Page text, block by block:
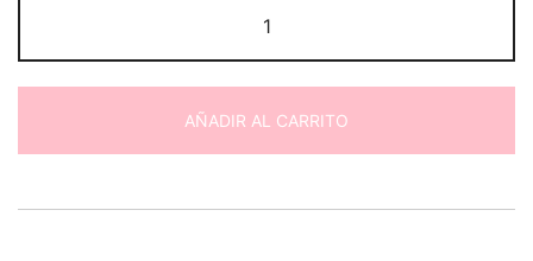
de
flores
cantidad
AÑADIR AL CARRITO